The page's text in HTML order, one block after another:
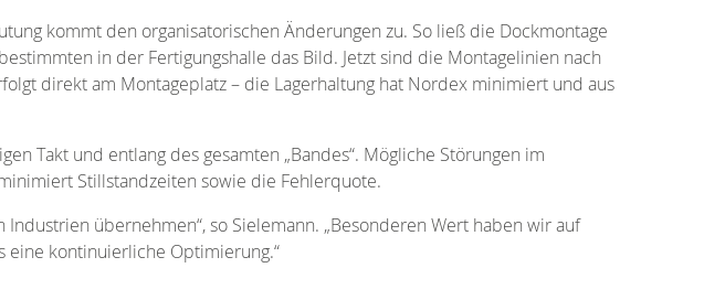
kommt den organisatorischen Änderungen zu. So ließ die Dockmontage
in der Fertigungshalle das Bild. Jetzt sind die Montagelinien nach
direkt am Montageplatz – die Lagerhaltung hat Nordex minimiert und aus
Takt und entlang des gesamten „Bandes“. Mögliche Störungen im
Stillstandzeiten sowie die Fehlerquote.
übernehmen“, so Sielemann. „Besonderen Wert haben wir auf
eine kontinuierliche Optimierung.“